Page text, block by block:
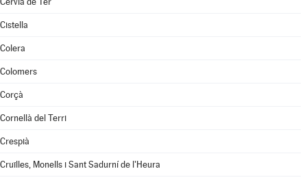
Cistella
Colera
Colomers
Corçà
Cornellà del Terri
Crespià
Cruïlles, Monells i Sant Sadurní de l'Heura